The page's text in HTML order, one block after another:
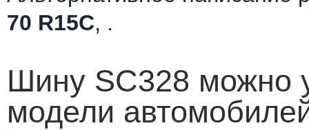
70 R15C, .
Шину SC328 можно
модели